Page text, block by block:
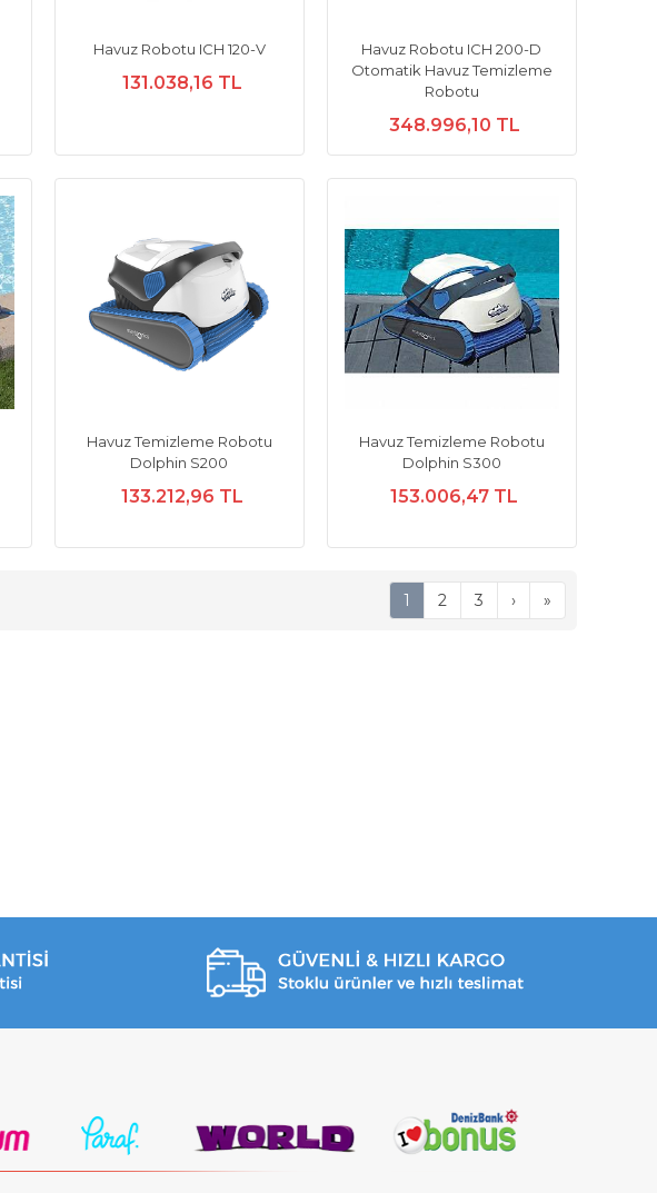
Havuz Robotu ICH 120-V
131.038,16 TL
Havuz Robotu ICH 200-D
Otomatik Havuz Temizleme
Robotu
348.996,10 TL
Havuz Temizleme Robotu
Dolphin S200
133.212,96 TL
Havuz Temizleme Robotu
Dolphin S300
153.006,47 TL
1 2 3 › »